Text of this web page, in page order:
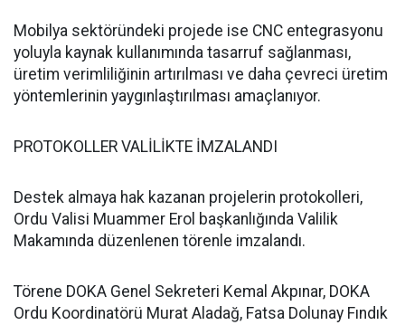
Mobilya sektöründeki projede ise CNC entegrasyonu
yoluyla kaynak kullanımında tasarruf sağlanması,
üretim verimliliğinin artırılması ve daha çevreci üretim
yöntemlerinin yaygınlaştırılması amaçlanıyor.
PROTOKOLLER VALİLİKTE İMZALANDI
Destek almaya hak kazanan projelerin protokolleri,
Ordu Valisi Muammer Erol başkanlığında Valilik
Makamında düzenlenen törenle imzalandı.
Törene DOKA Genel Sekreteri Kemal Akpınar, DOKA
Ordu Koordinatörü Murat Aladağ, Fatsa Dolunay Fındık